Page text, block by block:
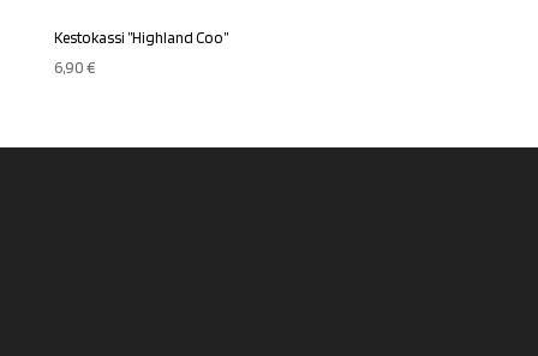
Kestokassi ”Highland Coo”
6,90€